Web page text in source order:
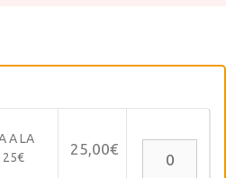
A LA
25€
25,00€